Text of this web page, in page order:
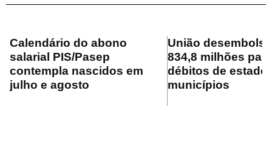
Calendário do abono
salarial PIS/Pasep
contempla nascidos em
julho e agosto
União
834,8 milhões
débitos de
municípios